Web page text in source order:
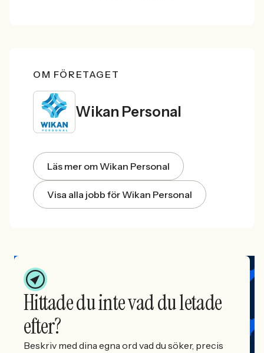
OM FÖRETAGET
Wikan Personal
Läs mer om Wikan Personal
Visa alla jobb för Wikan Personal
Hittade du inte vad du letade
efter?
Beskriv med dina egna ord vad du söker, precis